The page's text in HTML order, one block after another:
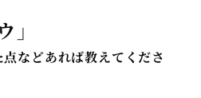
」
などあれば教えてくださ